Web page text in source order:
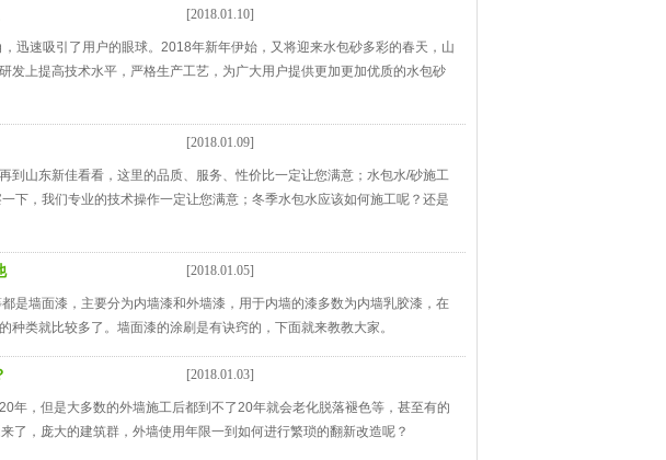
[2018.01.10]
迅速吸引了用户的眼球。2018年新年伊始，又将迎来水包砂多彩的春天，山
发上提高技术水平，严格生产工艺，为广大用户提供更加更加优质的水包砂
[2018.01.09]
到山东新佳看看，这里的品质、服务、性价比一定让您满意；水包水/砂施工
下，我们专业的技术操作一定让您满意；冬季水包水应该如何施工呢？还是
[2018.01.05]
是墙面漆，主要分为内墙漆和外墙漆，用于内墙的漆多数为内墙乳胶漆，在
类就比较多了。墙面漆的涂刷是有诀窍的，下面就来教教大家。
[2018.01.03]
年，但是大多数的外墙施工后都到不了20年就会老化脱落褪色等，甚至有的
了，庞大的建筑群，外墙使用年限一到如何进行繁琐的翻新改造呢？